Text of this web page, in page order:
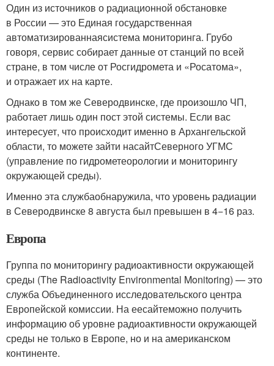
Один из источников о радиационной обстановке
в России — это Единая государственная
автоматизированнаясистема мониторинга. Грубо
говоря, сервис собирает данные от станций по всей
стране, в том числе от Росгидромета и «Росатома»,
и отражает их на карте.
Однако в том же Северодвинске, где произошло ЧП,
работает лишь один пост этой системы. Если вас
интересует, что происходит именно в Архангельской
области, то можете зайти насайтСеверного УГМС
(управление по гидрометеорологии и мониторингу
окружающей среды).
Именно эта службаобнаружила, что уровень радиации
в Северодвинске 8 августа был превышен в 4−16 раз.
Европа
Группа по мониторингу радиоактивности окружающей
среды (The Radioactivity Environmental Monitoring) — это
служба Объединенного исследовательского центра
Европейской комиссии. На еесайтеможно получить
информацию об уровне радиоактивности окружающей
среды не только в Европе, но и на американском
континенте.